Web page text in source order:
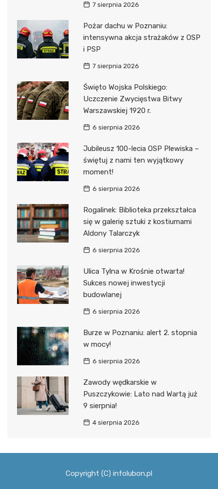
7 sierpnia 2026
Pożar dachu w Poznaniu:
intensywna akcja strażaków z OSP
i PSP
7 sierpnia 2026
Święto Wojska Polskiego:
Uczczenie Zwycięstwa Bitwy
Warszawskiej 1920 r.
6 sierpnia 2026
Jubileusz 100-lecia OSP Plewiska –
świętuj z nami ten wyjątkowy
moment!
6 sierpnia 2026
Rogalinek: Biblioteka przekształca
się w galerię sztuki z kostiumami
Aldony Talarczyk
6 sierpnia 2026
Ulica Tylna w Krośnie otwarta!
Sukces nowej inwestycji
budowlanej
6 sierpnia 2026
Burze w Poznaniu: alert 2. stopnia
w mocy!
6 sierpnia 2026
Zawody wędkarskie w
Puszczykowie: Lato nad Wartą już
9 sierpnia!
4 sierpnia 2026
Copyright (C) infolubon.pl